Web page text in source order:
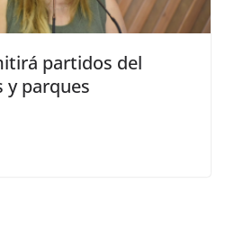
partidos del
y parques